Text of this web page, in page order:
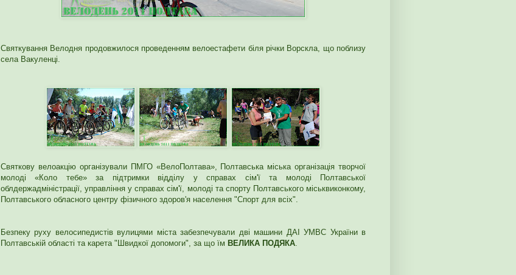
Святкування Велодня продовжилося проведенням велоестафети біля річки Ворскла, що поблизу
села Вакуленці.
Святкову велоакцію організували ПМГО «ВелоПолтава», Полтавська міська організація творчої
молоді «Коло тебе» за підтримки відділу у справах сім'ї та молоді Полтавської
облдержадміністрації, управління у справах сім'ї, молоді та спорту Полтавського міськвиконкому,
Полтавського обласного центру фізичного здоров'я населення "Спорт для всіх".
Безпеку руху велосипедистів вулицями міста забезпечували дві машини ДАІ УМВС України в
Полтавській області та карета "Швидкої допомоги", за що їм ВЕЛИКА ПОДЯКА